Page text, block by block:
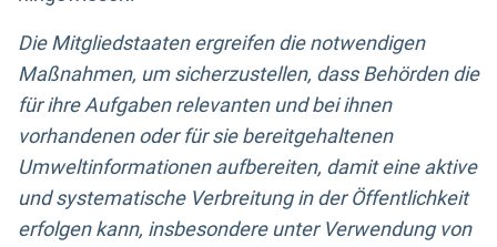
Die Mitgliedstaaten ergreifen die notwendigen
Maßnahmen, um sicherzustellen, dass Behörden die
für ihre Aufgaben relevanten und bei ihnen
vorhandenen oder für sie bereitgehaltenen
Umweltinformationen aufbereiten, damit eine aktive
und systematische Verbreitung in der Öffentlichkeit
erfolgen kann, insbesondere unter Verwendung von